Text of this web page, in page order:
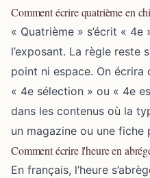
Comment écrire quatrième en
« Quatrième » s’écrit «
l’exposant. La règle reste
point ni espace. On écrira
« 4e sélection » ou « 4e
dans les contenus où la
un magazine ou une fiche
Comment écrire l'heure en
En français, l’heure